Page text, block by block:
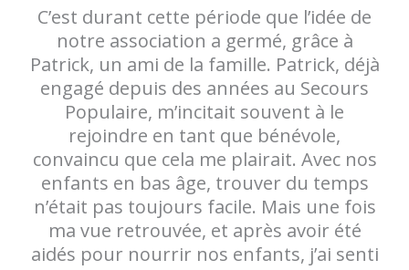
C’est durant cette période que l’idée de
notre association a germé, grâce à
Patrick, un ami de la famille. Patrick, déjà
engagé depuis des années au Secours
Populaire, m’incitait souvent à le
rejoindre en tant que bénévole,
convaincu que cela me plairait. Avec nos
enfants en bas âge, trouver du temps
n’était pas toujours facile. Mais une fois
ma vue retrouvée, et après avoir été
aidés pour nourrir nos enfants, j’ai senti